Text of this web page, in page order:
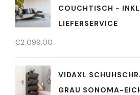
COUCHTISCH -
LIEFERSERVICE
€2 099,00
VIDAXL
GRAU SONOMA-